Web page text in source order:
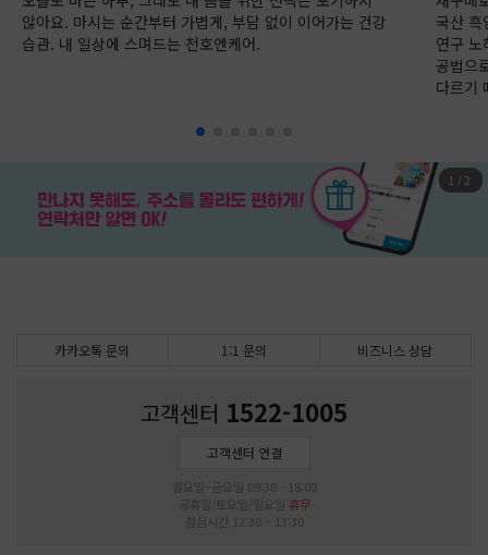
않아요. 마시는 순간부터 가볍게, 부담 없이 이어가는 건강
습관. 내 일상에 스며드는 천호엔케어.
국산
연구 노
공법으
다르기
1 / 2
카카오톡 문의 1:1 문의 비즈니스 상담
고객센터 1522-1005
고객센터 연결
월요일~금요일 09:30 - 18:00
공휴일/토요일/일요일 휴무
점심시간 12:30 – 13:30